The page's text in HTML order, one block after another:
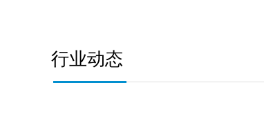
行业动态